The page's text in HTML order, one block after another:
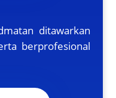
ditawarkan
berprofesional